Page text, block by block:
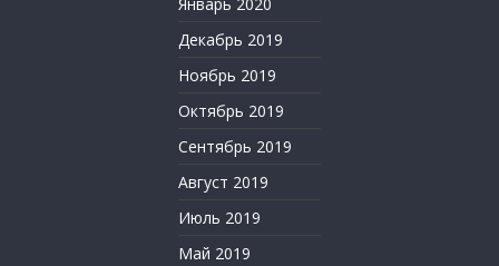
Декабрь 2019
Ноябрь 2019
Октябрь 2019
Сентябрь 2019
Август 2019
Июль 2019
Май 2019